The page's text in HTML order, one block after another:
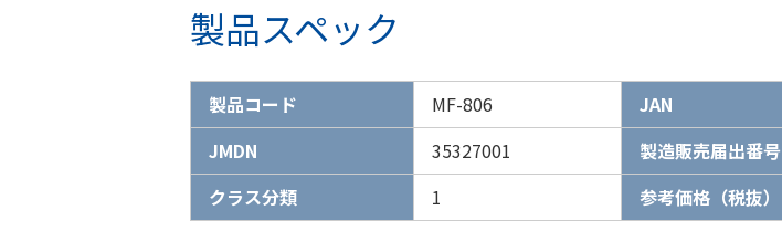
製品スペック
製品コード MF-806 JAN
JMDN
35327001 製造販売届出番号
クラス分類
1 参考価格（税抜）